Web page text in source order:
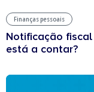
Finanças pessoais
Notificação
está a contar?